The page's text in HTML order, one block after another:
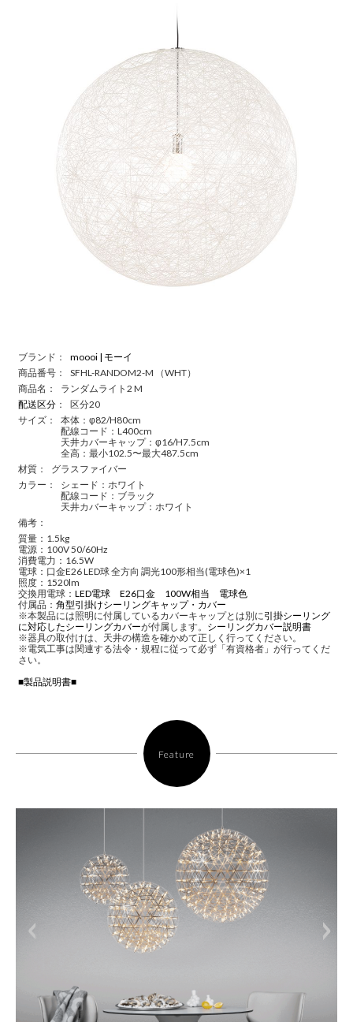
ブランド：
moooi | モーイ
商品番号：
SFHL-RANDOM2-M （WHT）
商品名：
ランダムライト2 M
配送区分 ：
区分20
サイズ：
本体：φ82/H80cm
配線コード：L400cm
天井カバーキャップ：φ16/H7.5cm
全高：最小102.5〜最大487.5cm
材質：
グラスファイバー
カラー：
シェード：ホワイト
配線コード：ブラック
天井カバーキャップ：ホワイト
備考：
質量：1.5kg
電源：100V 50/60Hz
消費電力：16.5W
電球：口金E26 LED球 全方向 調光100形相当(電球色)×1
照度：1520lm
交換用電球： LED電球 E26口金 100W相当 電球色
付属品： 角型引掛けシーリングキャップ・カバー
※本製品には照明に付属しているカバーキャップとは別に引掛シーリング
に対応したシーリングカバーが付属します。 シーリングカバー説明書
※器具の取付けは、天井の構造を確かめて正しく行ってください。
※電気工事は関連する法令・規程に従って必ず「有資格者」が行ってくだ
さい。
■製品説明書■
Feature
< >